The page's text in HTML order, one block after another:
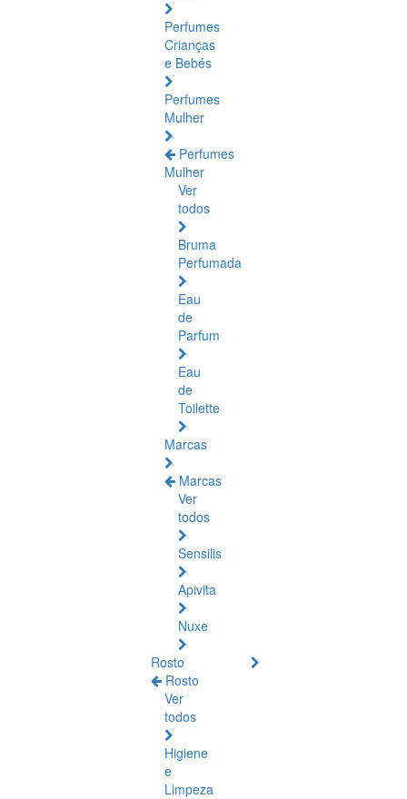
Perfumes
Crianças
e Bebés
Perfumes
Mulher
Perfumes
Mulher
Ver
todos
Bruma
Perfumada
Eau
de
Parfum
Eau
de
Toilette
Marcas
Marcas
Ver
todos
Sensilis
Apivita
Nuxe
Rosto
Rosto
Ver
todos
Higiene
e
Limpeza